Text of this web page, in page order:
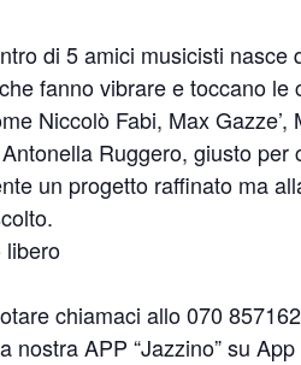
di 5 amici musicisti
fanno vibrare e toccano le
Niccolò Fabi, Max
Ruggero, giusto per
un progetto raffinato ma
libero
chiamaci allo 070
nostra APP “Jazzino” su